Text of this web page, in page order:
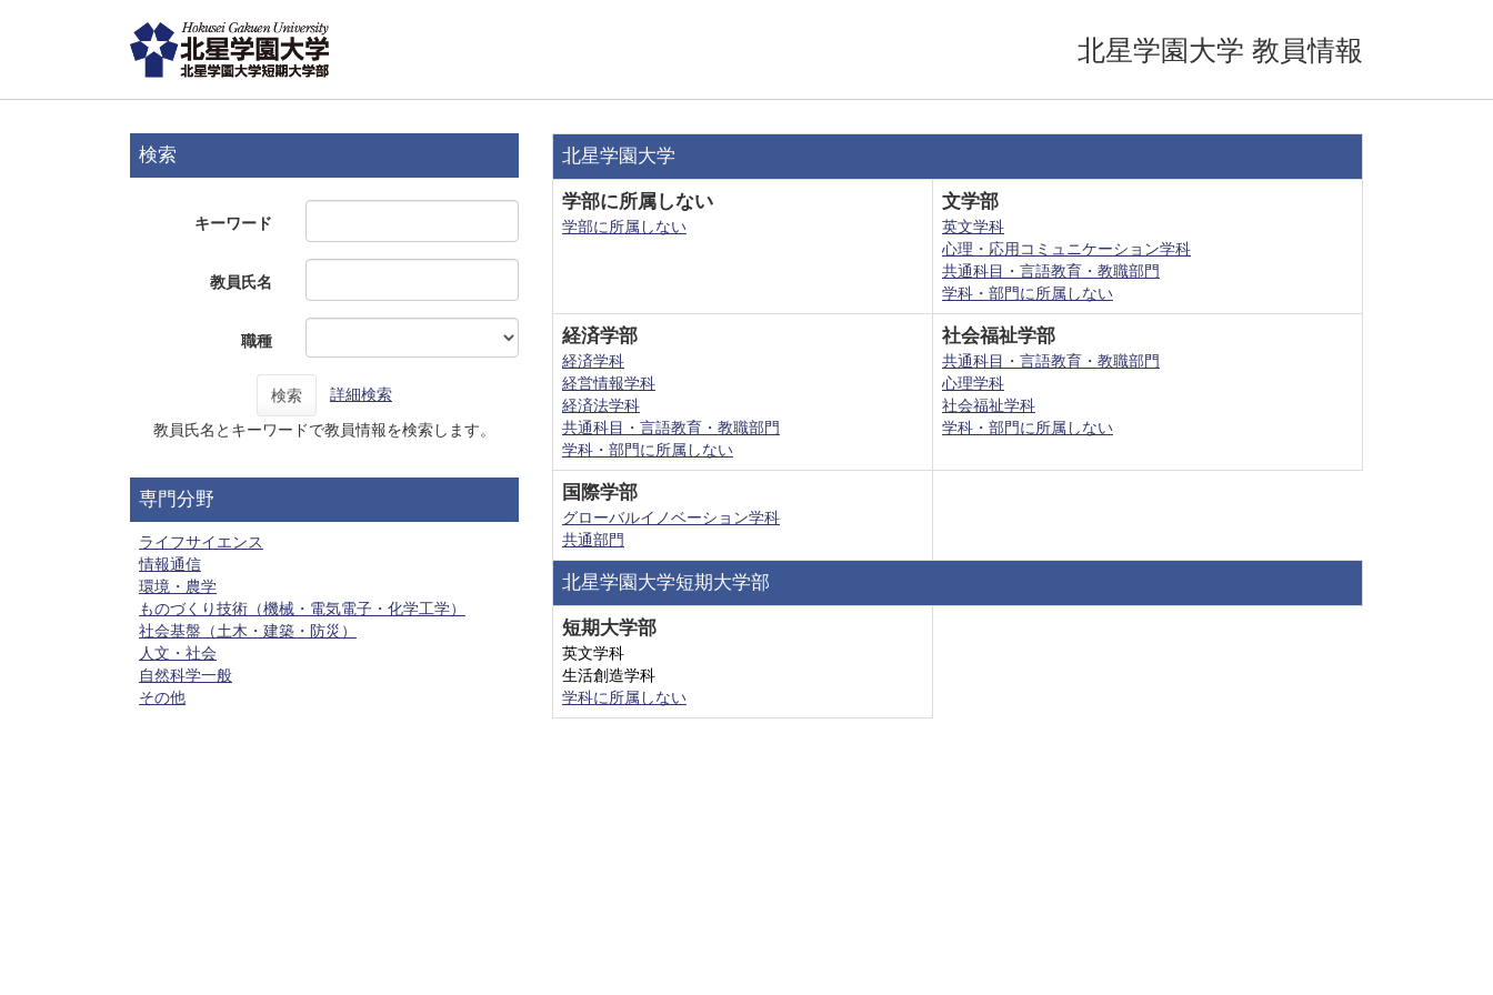
北星学園大学 教員情報
検索
キーワード
教員氏名
職種
検索 詳細検索
教員氏名とキーワードで教員情報を検索します。
専門分野
ライフサイエンス
情報通信
環境・農学
ものづくり技術（機械・電気電子・化学工学）
社会基盤（土木・建築・防災）
人文・社会
自然科学一般
その他
北星学園大学
学部に所属しない
学部に所属しない
文学部
英文学科
心理・応用コミュニケーション学科
共通科目・言語教育・教職部門
学科・部門に所属しない
経済学部
経済学科
経営情報学科
経済法学科
共通科目・言語教育・教職部門
学科・部門に所属しない
社会福祉学部
共通科目・言語教育・教職部門
心理学科
社会福祉学科
学科・部門に所属しない
国際学部
グローバルイノベーション学科
共通部門
北星学園大学短期大学部
短期大学部
英文学科
生活創造学科
学科に所属しない